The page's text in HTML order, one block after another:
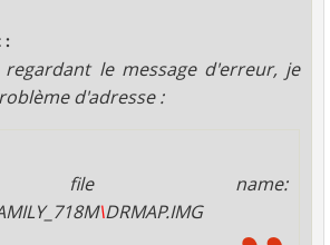
:
regardant le message d'erreur, je
d'adresse :
file name:
\DRMAP.IMG